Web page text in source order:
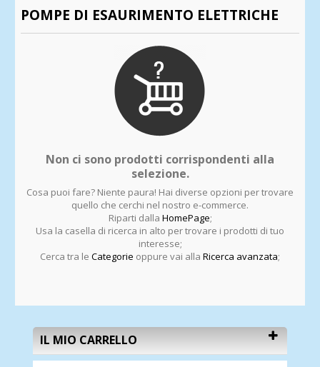
POMPE DI ESAURIMENTO ELETTRICHE
Non ci sono prodotti corrispondenti alla
selezione.
Cosa puoi fare? Niente paura! Hai diverse opzioni per trovare
quello che cerchi nel nostro e-commerce.
Riparti dalla HomePage;
Usa la casella di ricerca in alto per trovare i prodotti di tuo
interesse;
Cerca tra le Categorie oppure vai alla Ricerca avanzata;
IL MIO CARRELLO